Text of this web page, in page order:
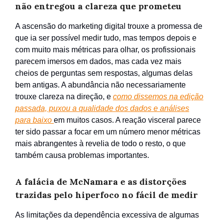
não entregou a clareza que prometeu
A ascensão do marketing digital trouxe a promessa de
que ia ser possível medir tudo, mas tempos depois e
com muito mais métricas para olhar, os profissionais
parecem imersos em dados, mas cada vez mais
cheios de perguntas sem respostas, algumas delas
bem antigas. A abundância não necessariamente
trouxe clareza na direção, e como dissemos na edição
passada, puxou a qualidade dos dados e análises
para baixo em muitos casos. A reação visceral parece
ter sido passar a focar em um número menor métricas
mais abrangentes à revelia de todo o resto, o que
também causa problemas importantes.
A falácia de McNamara e as distorções
trazidas pelo hiperfoco no fácil de medir
As limitações da dependência excessiva de algumas